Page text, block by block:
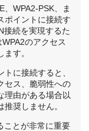
、WPA2-PSK、ま
ポイントに接続す
接続を実現するた
のアクセス
す。
に接続すると、
セス、脆弱性への
理由がある場合以
奨しません。
ことが非常に重要